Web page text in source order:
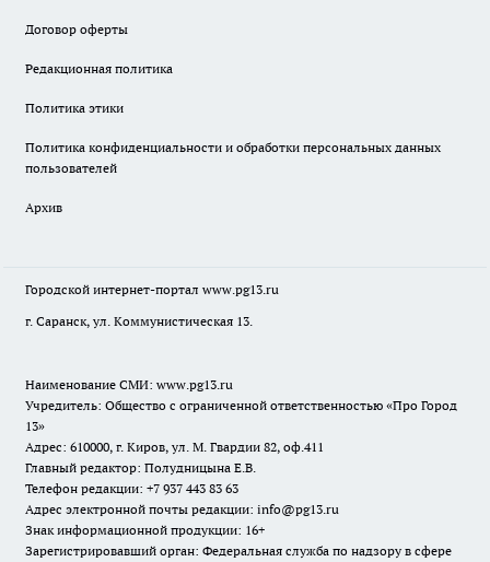
Договор оферты
Редакционная политика
Политика этики
Политика конфиденциальности и обработки персональных данных
пользователей
Архив
Городской интернет-портал www.pg13.ru
г. Саранск, ул. Коммунистическая 13.
Наименование СМИ: www.pg13.ru
Учредитель: Общество с ограниченной ответственностью «Про Город
13»
Адрес: 610000, г. Киров, ул. М. Гвардии 82, оф.411
Главный редактор: Полудницына Е.В.
Телефон редакции: +7 937 443 83 63
Адрес электронной почты редакции: info@pg13.ru
Знак информационной продукции: 16+
Зарегистрировавший орган: Федеральная служба по надзору в сфере